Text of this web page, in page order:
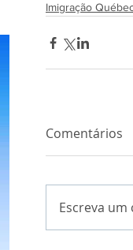
Imigração
Comentários
Escreva